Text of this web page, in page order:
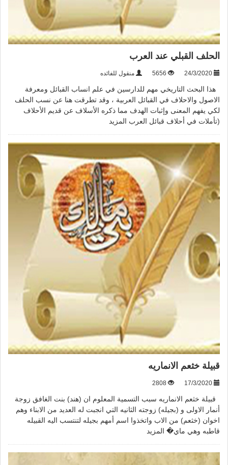
الحلف القبلي عند العرب
5656 منقول للفائده
هذا البحث التاريخي مهم للدارسين في علم انساب القبائل ومعرفة
الاصول والاحلاف في القبائل العربية ، وقد تطرقت هنا عن نسب الحلف
لكي يفهم المعنى وإثبات الهدف مما ذكره الأسلاف عن قديم الأحلاف
(تأملات في أحلاف قبائل العربالمزيد
قبيلة خثعم الانماريه
2808
قبيلة خثعم الانماريه سبب التسمية المعلوم ان (هند) بنت الغافق زوجة
أنمار الاولى و (بجيله) زوجته الثانيه التي انجبت له العديد من الابناء وهم
اخوان (خثعم) من الاب واتخذوا اسم أمهم بجيله لتنتسب اليه القبيله
قاطبه وهي ماي�المزيد